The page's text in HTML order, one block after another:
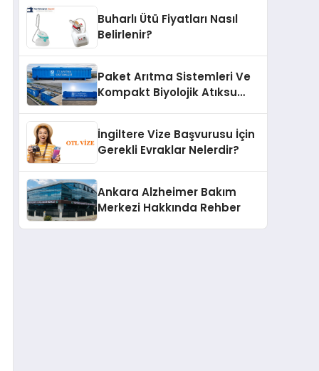
Buharlı Ütü Fiyatları Nasıl
Belirlenir?
Paket Arıtma Sistemleri Ve
Kompakt Biyolojik Atıksu
İngiltere Vize Başvurusu İçin
Gerekli Evraklar Nelerdir?
Ankara Alzheimer Bakım
Merkezi Hakkında Rehber